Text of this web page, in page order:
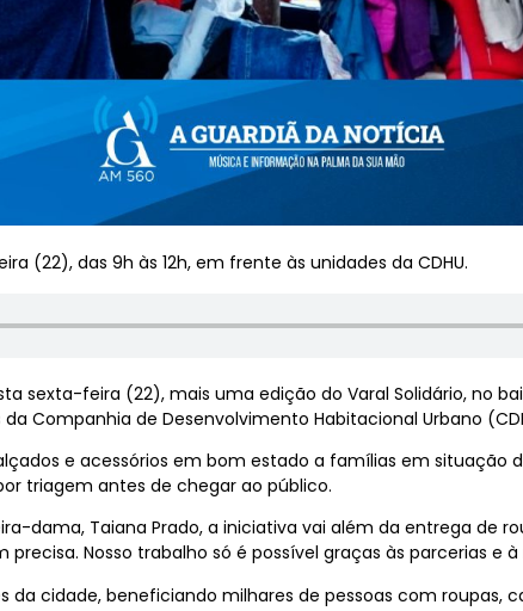
(22), das 9h às 12h, em frente às unidades da CDHU.
sexta-feira (22), mais uma edição do Varal Solidário, no
Companhia de Desenvolvimento Habitacional Urbano
e acessórios em bom estado a famílias em situação
triagem antes de chegar ao público.
dama, Taiana Prado, a iniciativa vai além da entrega de
Nosso trabalho só é possível graças às parcerias e
da cidade, beneficiando milhares de pessoas com roupas,